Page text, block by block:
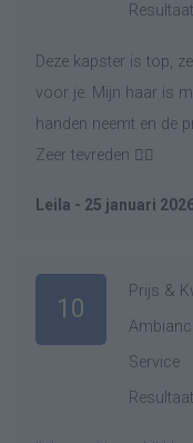
Deze kapster is top,
voor je. Mijn haar is
handen neemt en de
Zeer tevreden 👍🏼
Leila - 25 januari
10
Prijs &
Service